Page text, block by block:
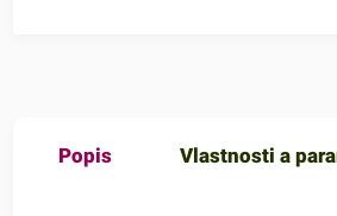
Popis Vlastnosti a